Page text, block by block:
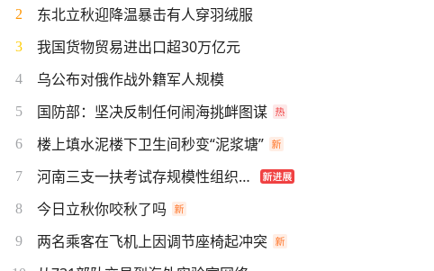
2 东北立秋迎降温暴击有人穿羽绒服
3 我国货物贸易进出口超30万亿元
4 乌公布对俄作战外籍军人规模
5 国防部：坚决反制任何闹海挑衅图谋
6 楼上填水泥楼下卫生间秒变“泥浆塘”
7 河南三支一扶考试存规模性组织作弊
8 今日立秋你咬秋了吗
9 两名乘客在飞机上因调节座椅起冲突